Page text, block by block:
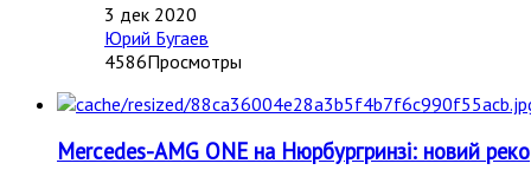
3 дек 2020
Юрий Бугаев
4586Просмотры
Mercedes-AMG ONE на Нюрбургринзі: новий